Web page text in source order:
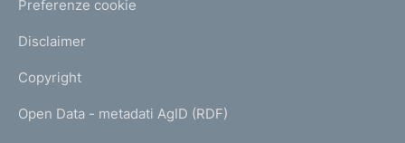
Preferenze cookie
Disclaimer
Copyright
Open Data - metadati AgID (RDF)